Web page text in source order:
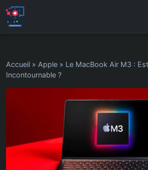
Accueil » Apple » Le MacBook Air M3 :
Incontournable ?